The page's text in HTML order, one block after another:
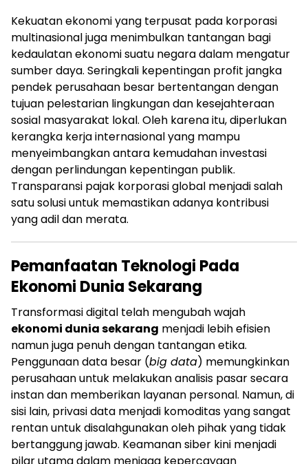
Kekuatan ekonomi yang terpusat pada korporasi
multinasional juga menimbulkan tantangan bagi
kedaulatan ekonomi suatu negara dalam mengatur
sumber daya. Seringkali kepentingan profit jangka
pendek perusahaan besar bertentangan dengan
tujuan pelestarian lingkungan dan kesejahteraan
sosial masyarakat lokal. Oleh karena itu, diperlukan
kerangka kerja internasional yang mampu
menyeimbangkan antara kemudahan investasi
dengan perlindungan kepentingan publik.
Transparansi pajak korporasi global menjadi salah
satu solusi untuk memastikan adanya kontribusi
yang adil dan merata.
Pemanfaatan Teknologi Pada
Ekonomi Dunia Sekarang
Transformasi digital telah mengubah wajah
ekonomi dunia sekarang menjadi lebih efisien
namun juga penuh dengan tantangan etika.
Penggunaan data besar (big data) memungkinkan
perusahaan untuk melakukan analisis pasar secara
instan dan memberikan layanan personal. Namun, di
sisi lain, privasi data menjadi komoditas yang sangat
rentan untuk disalahgunakan oleh pihak yang tidak
bertanggung jawab. Keamanan siber kini menjadi